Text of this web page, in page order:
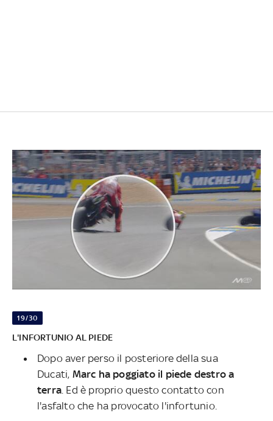
19/30
L'INFORTUNIO AL PIEDE
Dopo aver perso il posteriore della sua
Ducati, Marc ha poggiato il piede destro a
terra . Ed è proprio questo contatto con
l'asfalto che ha provocato l'infortunio.